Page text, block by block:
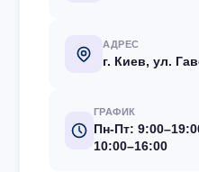
АДРЕС
г. Киев, ул.
ГРАФИК
Пн-Пт:
10:00–16:00